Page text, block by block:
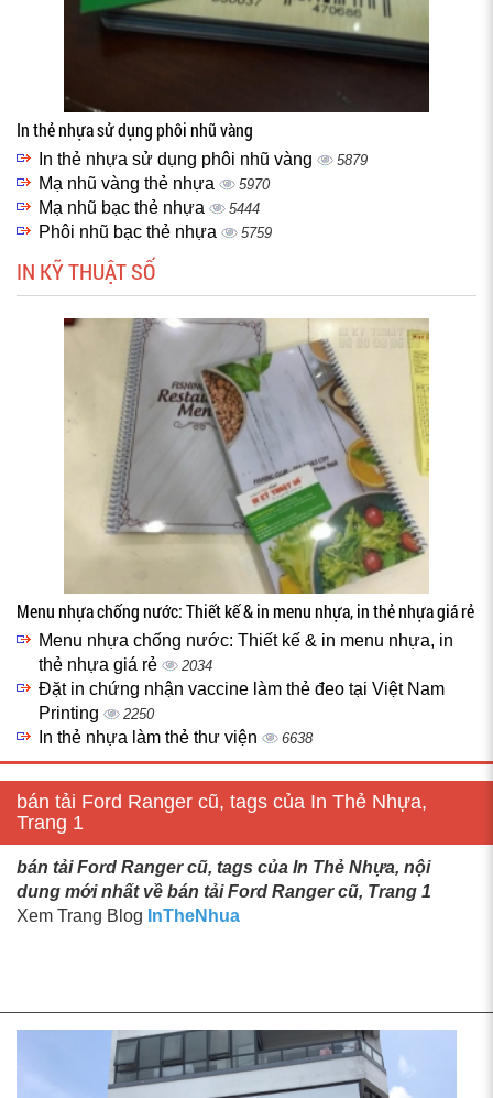
In thẻ nhựa sử dụng phôi nhũ vàng
In thẻ nhựa sử dụng phôi nhũ vàng 5879
Mạ nhũ vàng thẻ nhựa 5970
Mạ nhũ bạc thẻ nhựa 5444
Phôi nhũ bạc thẻ nhựa 5759
IN KỸ THUẬT SỐ
Menu nhựa chống nước: Thiết kế & in menu nhựa, in thẻ nhựa giá rẻ
Menu nhựa chống nước: Thiết kế & in menu nhựa, in
thẻ nhựa giá rẻ
2034
Đặt in chứng nhận vaccine làm thẻ đeo tại Việt Nam
Printing
2250
In thẻ nhựa làm thẻ thư viện 6638
bán tải Ford Ranger cũ, tags của In Thẻ Nhựa,
Trang 1
bán tải Ford Ranger cũ, tags của In Thẻ Nhựa, nội
dung mới nhất về bán tải Ford Ranger cũ, Trang 1
Xem Trang Blog InTheNhua